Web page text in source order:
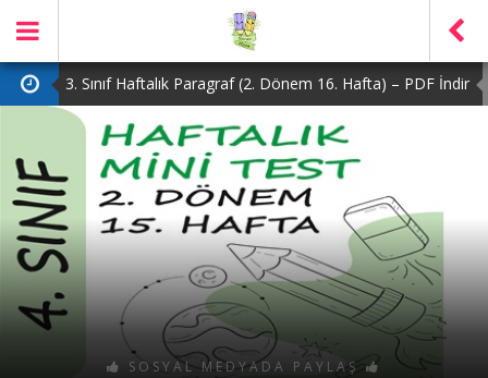
3. Sınıf Haftalık Paragraf (2. Dönem 16. Hafta) – PDF İndir
2. Sınıf Haftalık Paragraf (2. Dönem 16. Hafta) – PDF İndir
1. Sınıf Haftalık Paragraf (2. Dönem 16. Hafta) – PDF İndir
3. Sınıf Haftalık Paragraf (2. Dönem 15. Hafta) – PDF İndir
4. Sınıf Haftalık Paragraf (2. Dönem 16. Hafta) – PDF İndir
SOSYAL MEDYADA PAYLAŞ